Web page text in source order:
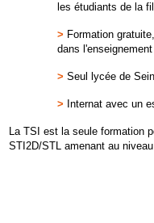
les étudiants de la
> Formation
dans
> Seul lycée de
> Internat avec un
La TSI est la seule formation
STI2D/STL amenant au